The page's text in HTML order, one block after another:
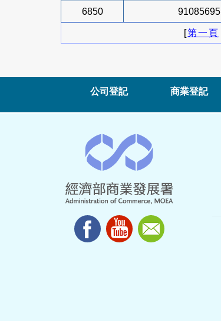
6850 91085695
[第一頁
公司登記 商業登記